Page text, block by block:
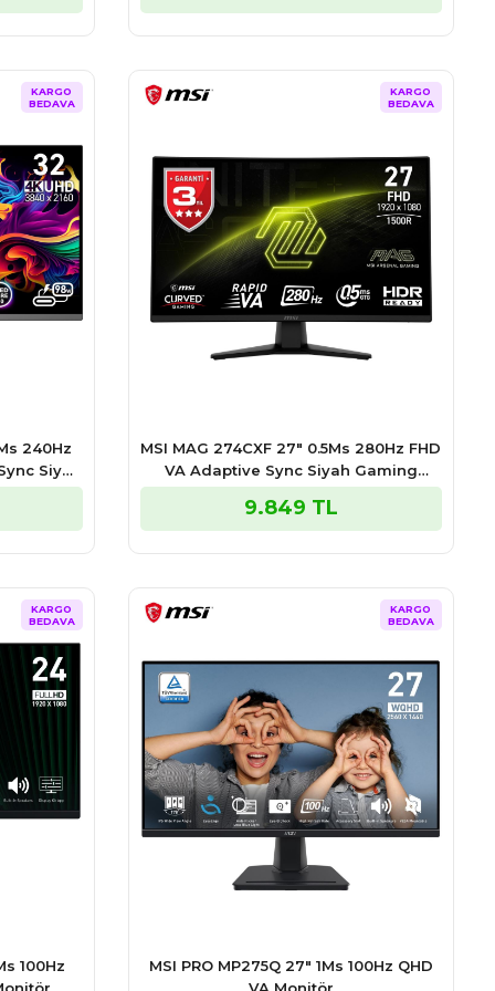
240Hz
Siyah
KARGO
BEDAVA
MSI MAG 274CXF 27″ 0.5Ms 280Hz FHD
VA Adaptive Sync Siyah Gaming
Monitör
9.849 TL
KARGO
BEDAVA
100Hz
KARGO
BEDAVA
MSI PRO MP275Q 27″ 1Ms 100Hz QHD
KARGO
BEDAVA